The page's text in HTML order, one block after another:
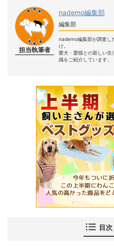
担当執筆者
nademo編集部
編集部
nademo編集部が調査し
け。
愛犬・愛猫との新しい生
識をご紹介しています。
目次